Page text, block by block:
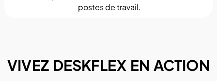
postes de travail.
VIVEZ DESKFLEX EN ACTION